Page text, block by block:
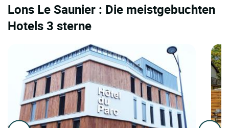
Lons Le Saunier : Die meistgebuchten
Hotels 3 sterne